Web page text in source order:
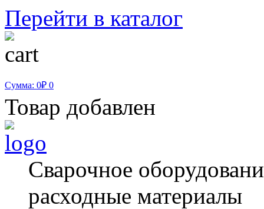
Перейти в каталог
Сумма: 0₽ 0
Товар добавлен
Сварочное
расходные материалы